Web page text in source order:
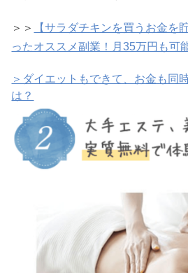
＞＞
【サラダチキンを買うお金を
ったオススメ副業！月35万円も可
＞ダイエットもできて、お金も同
は？